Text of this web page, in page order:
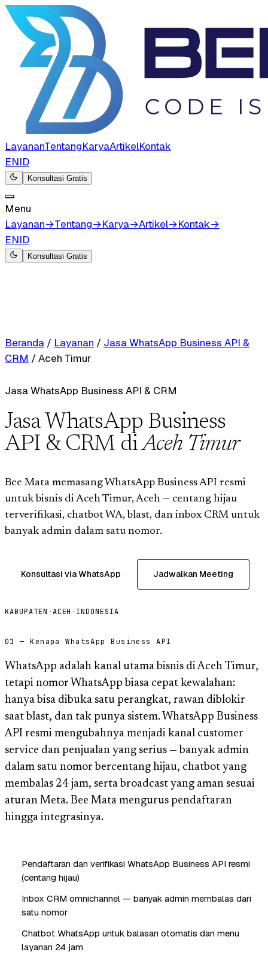
LayananTentangKaryaArtikelKontak
ENID
Konsultasi Gratis
Menu
Layanan→Tentang→Karya→Artikel→Kontak→
ENID
Konsultasi Gratis
Beranda / Layanan / Jasa WhatsApp Business API &
CRM / Aceh Timur
Jasa WhatsApp Business API & CRM
Jasa WhatsApp Business
API & CRM diAceh Timur
Bee Mata memasang WhatsApp Business API resmi
untuk bisnis di Aceh Timur, Aceh — centang hijau
terverifikasi, chatbot WA, blast, dan inbox CRM untuk
banyak admin dalam satu nomor.
Konsultasi via WhatsApp Jadwalkan Meeting
KABUPATEN ·ACEH · INDONESIA
01 — Kenapa WhatsApp Business API
WhatsApp adalah kanal utama bisnis di Aceh Timur,
tetapi nomor WhatsApp biasa cepat kewalahan:
hanya bisa dibuka satu perangkat, rawan diblokir
saat blast, dan tak punya sistem. WhatsApp Business
API resmi mengubahnya menjadi kanal customer
service dan penjualan yang serius — banyak admin
dalam satu nomor bercentang hijau, chatbot yang
membalas 24 jam, serta broadcast yang aman sesuai
aturan Meta. Bee Mata mengurus pendaftaran
hingga integrasinya.
Pendaftaran dan verifikasi WhatsApp Business API resmi
(centang hijau)
Inbox CRM omnichannel — banyak admin membalas dari
satu nomor
Chatbot WhatsApp untuk balasan otomatis dan menu
layanan 24 jam